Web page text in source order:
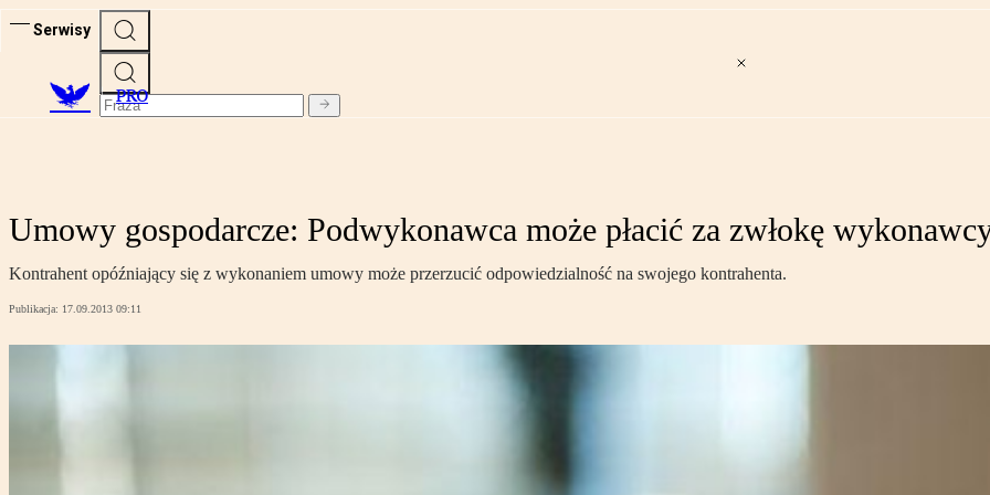
Serwisy
PRO
Umowy gospodarcze: Podwykonawca może płacić za zwłokę
Kontrahent opóźniający się z wykonaniem umowy może przerzucić odpowiedzialność na swojego kontrahenta.
Publikacja: 17.09.2013 09:11